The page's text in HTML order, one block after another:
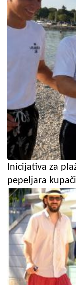
Inicijativa za
pepeljara